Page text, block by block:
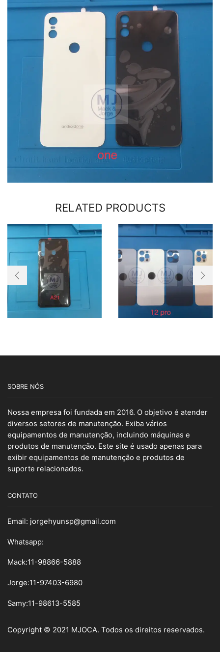
RELATED PRODUCTS
SOBRE NÓS
Nossa empresa foi fundada em 2016. O objetivo é atender
diversos setores de manutenção. Exiba vários
equipamentos de manutenção, incluindo máquinas e
produtos de manutenção. Este site é usado apenas para
exibir equipamentos de manutenção e produtos de
suporte relacionados.
CONTATO
Email: jorgehyunsp@gmail.com
Whatsapp:
Mack:11-98866-5888
Jorge:11-97403-6980
Samy:11-98613-5585
Copyright © 2021 MJOCA. Todos os direitos reservados.